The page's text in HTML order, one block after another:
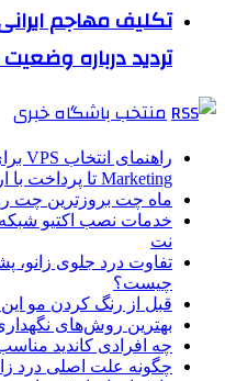
تکلیف مهاجم
تردید درباره
منتخب باشگاه خبری
Marketing تا پرداخت با ارز دیجیتال
ماه چت بروزترین چت
خدمات نصب اکتیو
نت
تفاوت درد جلوی زانو،
چیست؟
قبل از رنگ کردن مو این
بهترین روش‌های
چه افرادی کاندید
چگونه علت اصلی درد